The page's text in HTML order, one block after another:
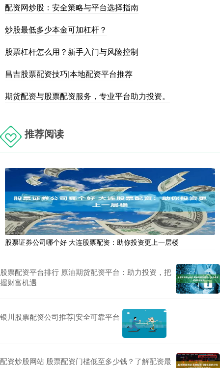
配资网炒股：安全策略与平台选择指南
炒股最低多少本金可加杠杆？
股票杠杆怎么用？新手入门与风险控制
昌吉股票配资技巧|本地配资平台推荐
期货配资与股票配资服务，专业平台助力投资。
推荐阅读
股票证券公司哪个好 大连股票配资：助你投资更上一层楼
股票配资平台排行 原油期货配资平台：助力投资，把
握财富机遇
银川股票配资公司推荐|安全可靠平台
配资炒股网站 股票配资门槛低至多少钱？了解配资最